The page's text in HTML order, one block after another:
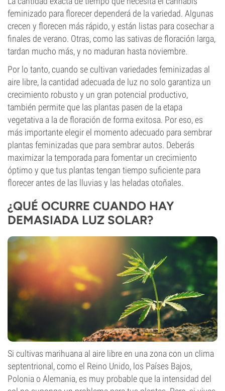
feminizado para florecer dependerá de la variedad. Algunas
crecen y florecen más rápido, y están listas para cosechar a
finales de verano. Otras, como las sativas de floración larga,
tardan mucho más, y no maduran hasta noviembre.
Por lo tanto, cuando se cultivan variedades feminizadas al
aire libre, la cantidad adecuada de luz no solo garantiza un
crecimiento robusto y un gran potencial productivo,
también permite que las plantas pasen de la etapa
vegetativa a la de floración de forma exitosa. Por eso, es
más importante elegir el momento adecuado para sembrar
plantas feminizadas que para sembrar autos. Deberás
maximizar la temporada para fomentar un crecimiento
óptimo y que tus plantas tengan tiempo suficiente para
florecer antes de las lluvias y las heladas otoñales.
¿QUÉ OCURRE CUANDO HAY
DEMASIADA LUZ SOLAR?
Si cultivas marihuana al aire libre en una zona con un clima
septentrional, como el Reino Unido, los Países Bajos,
Polonia o Alemania, es muy probable que la intensidad del